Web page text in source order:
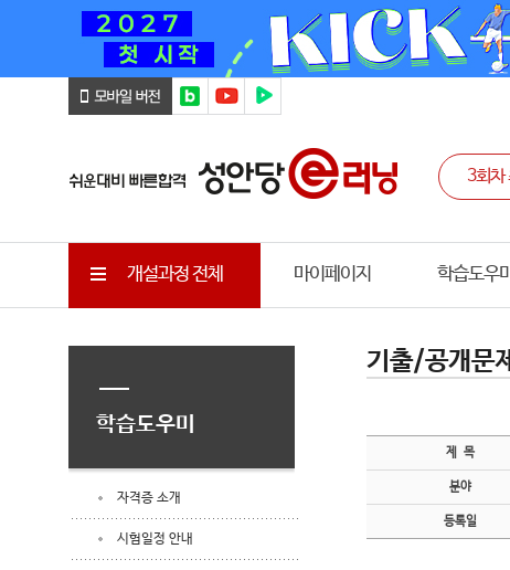
개설과정 전체 마이페이지 학습도우미
학습도우미
자격증 소개
시험일정 안내
기출/공개문제
제 목
분야
등록일